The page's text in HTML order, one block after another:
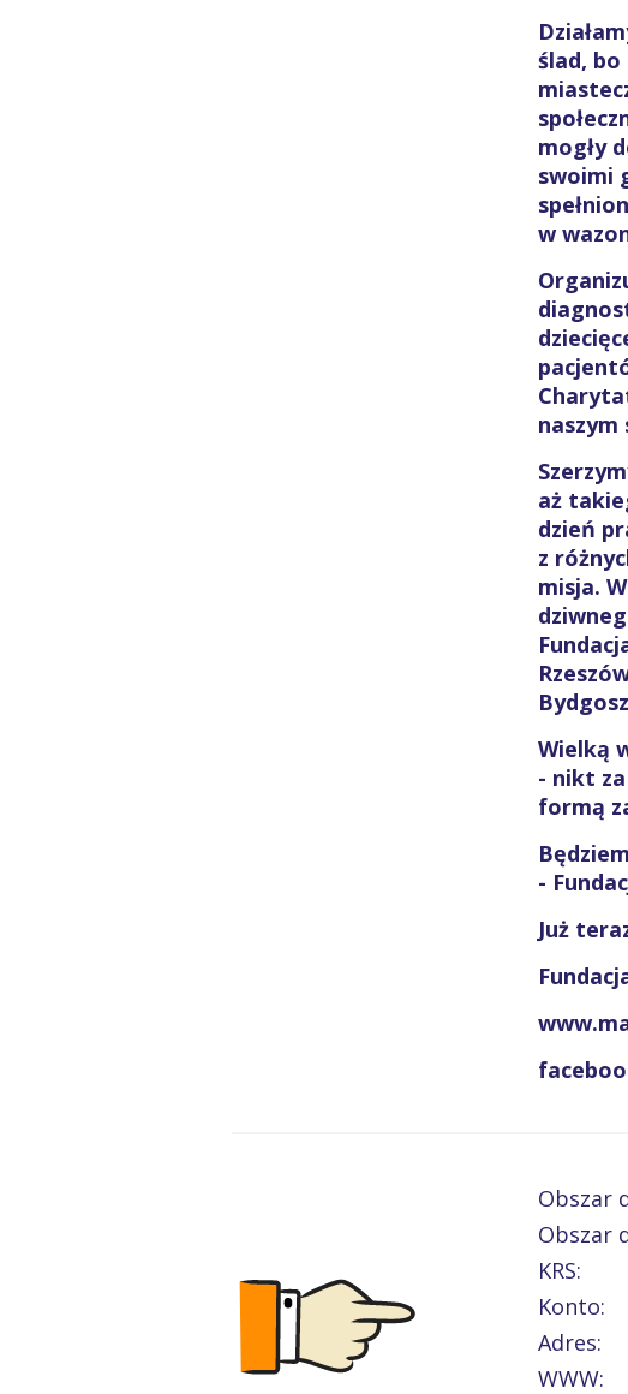
ślad, bo
mogły
swoimi
w
naszym
aż
dzień
z
misja.
Wielką
- nikt
formą
-
Już
Obszar
Obszar
KRS:
Konto:
Adres:
WWW: